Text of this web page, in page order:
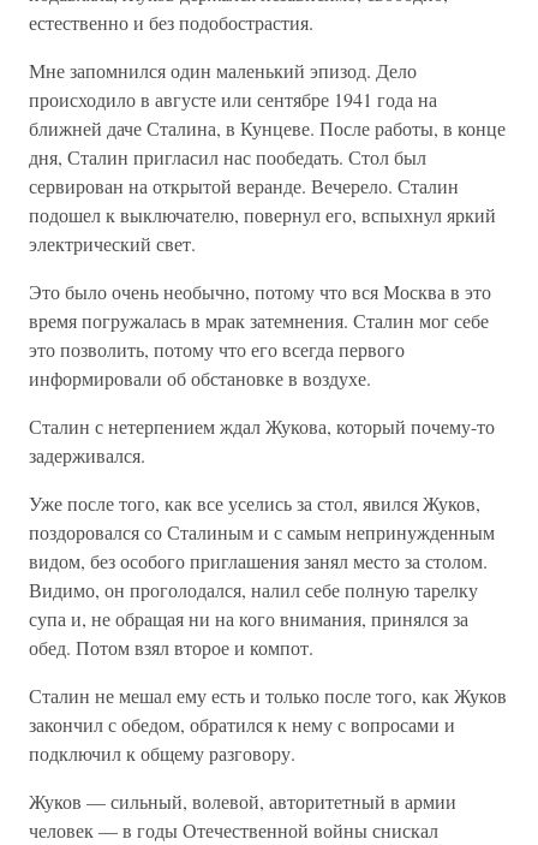
естественно и без подобострастия.
Мне запомнился один маленький эпизод. Дело
происходило в августе или сентябре 1941 года на
ближней даче Сталина, в Кунцеве. После работы, в конце
дня, Сталин пригласил нас пообедать. Стол был
сервирован на открытой веранде. Вечерело. Сталин
подошел к выключателю, повернул его, вспыхнул яркий
электрический свет.
Это было очень необычно, потому что вся Москва в это
время погружалась в мрак затемнения. Сталин мог себе
это позволить, потому что его всегда первого
информировали об обстановке в воздухе.
Сталин с нетерпением ждал Жукова, который почему-то
задерживался.
Уже после того, как все уселись за стол, явился Жуков,
поздоровался со Сталиным и с самым непринужденным
видом, без особого приглашения занял место за столом.
Видимо, он проголодался, налил себе полную тарелку
супа и, не обращая ни на кого внимания, принялся за
обед. Потом взял второе и компот.
Сталин не мешал ему есть и только после того, как Жуков
закончил с обедом, обратился к нему с вопросами и
подключил к общему разговору.
Жуков — сильный, волевой, авторитетный в армии
человек — в годы Отечественной войны снискал